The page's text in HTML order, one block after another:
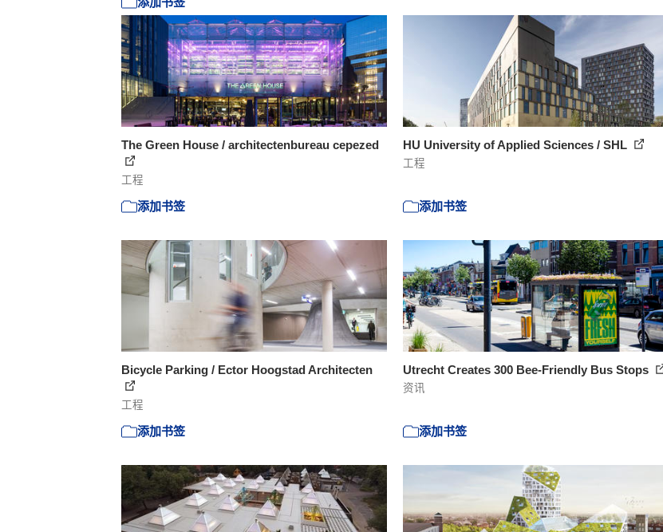
The Green House / architectenbureau cepezed
工程
添加书签
HU University of Applied Sciences / SHL
工程
添加书签
Bicycle Parking / Ector Hoogstad Architecten
工程
添加书签
Utrecht Creates 300 Bee-Friendly Bus Stops
资讯
添加书签